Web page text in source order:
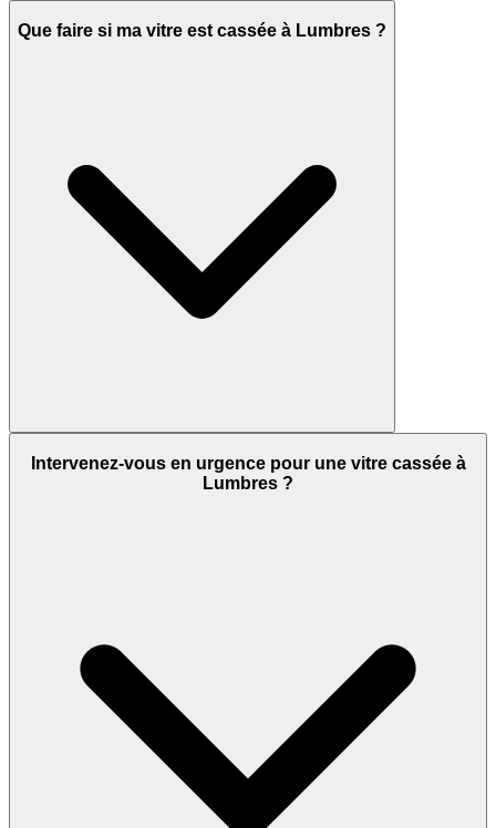
Que faire si ma vitre est cassée à Lumbres ?
Intervenez-vous en urgence pour une vitre cassée à
Lumbres ?